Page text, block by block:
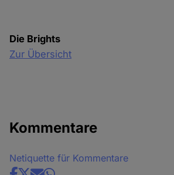
Die Brights
Zur Übersicht
Kommentare
Netiquette für Kommentare